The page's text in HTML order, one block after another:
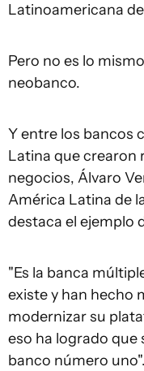
Latinoamericana
Pero no es lo
neobanco.
Y entre los bancos
Latina que crearon
negocios, Álvaro
América Latina de
destaca el ejemplo
"Es la banca
existe y han hecho
modernizar su
eso ha logrado que
banco número uno".